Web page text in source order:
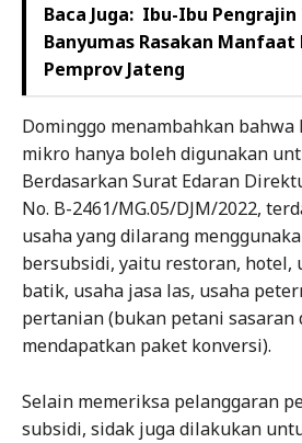
Baca Juga: Ibu-Ibu Pengrajin
Banyumas Rasakan Manfaat
Pemprov Jateng
Dominggo menambahkan bahwa
mikro hanya boleh digunakan
Berdasarkan Surat Edaran
No. B-2461/MG.05/DJM/2022,
usaha yang dilarang
bersubsidi, yaitu restoran, hotel,
batik, usaha jasa las, usaha
pertanian (bukan petani sasaran
mendapatkan paket konversi).
Selain memeriksa pelanggaran
subsidi, sidak juga dilakukan